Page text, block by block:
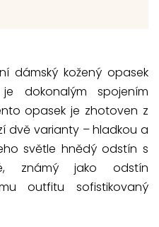
dámský kožený opasek
dokonalým spojením
opasek je zhotoven z
dvě varianty – hladkou a
světle hnědý odstín s
známý jako odstín
outfitu sofistikovaný